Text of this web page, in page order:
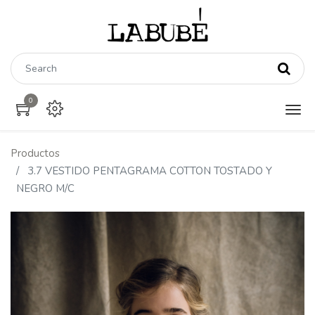
0
Productos
3.7 VESTIDO PENTAGRAMA COTTON TOSTADO Y
NEGRO M/C